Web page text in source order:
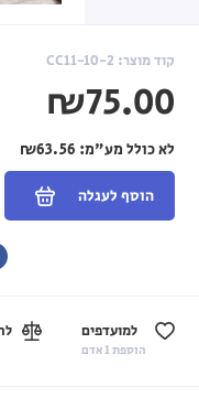
קוד מוצר: CC11-10-2
₪75.00
לא כולל מע"מ:
הוסף לעגלה
למועדפים
הוספת 1 אדם